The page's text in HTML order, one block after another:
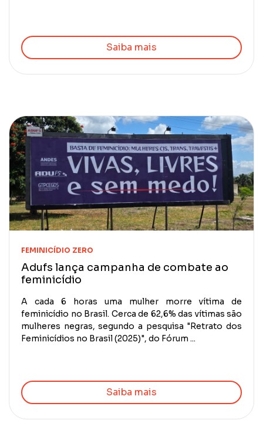
Saiba mais
FEMINICÍDIO ZERO
Adufs lança campanha de combate ao
feminicídio
A cada 6 horas uma mulher morre vítima de
feminicídio no Brasil. Cerca de 62,6% das vítimas são
mulheres negras, segundo a pesquisa "Retrato dos
Feminicídios no Brasil (2025)", do Fórum ...
Saiba mais